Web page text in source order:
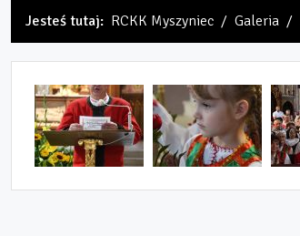
Jesteś tutaj: RCKK Myszyniec Galeria